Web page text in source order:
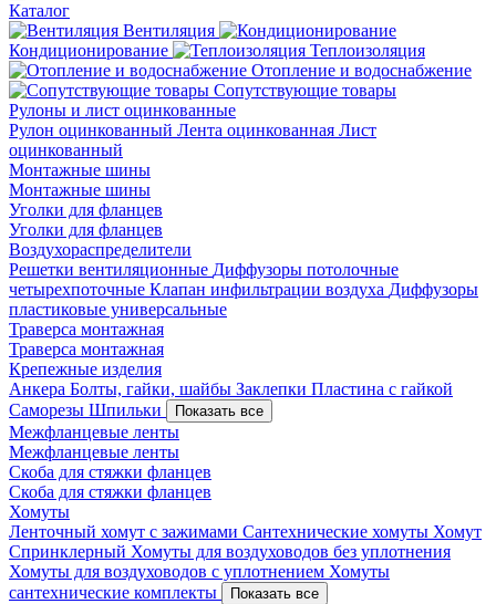
Каталог
Вентиляция
Кондиционирование
Теплоизоляция
Отопление и водоснабжение
Сопутствующие товары
Рулоны и лист оцинкованные
Рулон оцинкованный Лента оцинкованная Лист
оцинкованный
Монтажные шины
Монтажные шины
Уголки для фланцев
Уголки для фланцев
Воздухораспределители
Решетки вентиляционные Диффузоры потолочные
четырехпоточные Клапан инфильтрации воздуха Диффузоры
пластиковые универсальные
Траверса монтажная
Траверса монтажная
Крепежные изделия
Анкера Болты, гайки, шайбы Заклепки Пластина с гайкой
Саморезы Шпильки Показать все
Межфланцевые ленты
Межфланцевые ленты
Скоба для стяжки фланцев
Скоба для стяжки фланцев
Хомуты
Ленточный хомут с зажимами Сантехнические хомуты Хомут
Спринклерный Хомуты для воздуховодов без уплотнения
Хомуты для воздуховодов с уплотнением Хомуты
сантехнические комплекты
Показать все